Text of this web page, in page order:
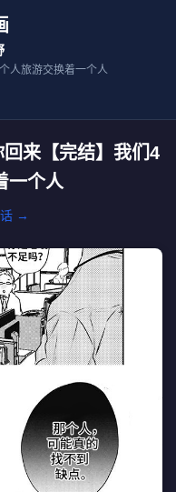
人旅游交换着一个人
来【完结】我们4
一个人
→